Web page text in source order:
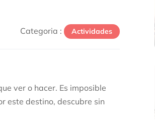
Categoria : Actividades
ver o hacer. Es imposible
este destino, descubre sin